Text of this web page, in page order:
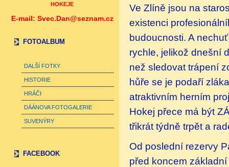
HOKEJE
E-mail: Svec.Dan@seznam.cz
FOTOALBUM
DALŠÍ FOTKY
HISTORIE
HRÁČI
DÁÁNOVA FOTOGALERIE
SUVENÝRY
FACEBOOK
Ve Zlíně jsou na
existenci
budoucnosti. A
rychle, jelikož dnešní
než sledovat trápení
hůře se je podaří
atraktivním herním
Hokej přece má být
třikrát týdně trpět a
Od poslední rezervy
před koncem